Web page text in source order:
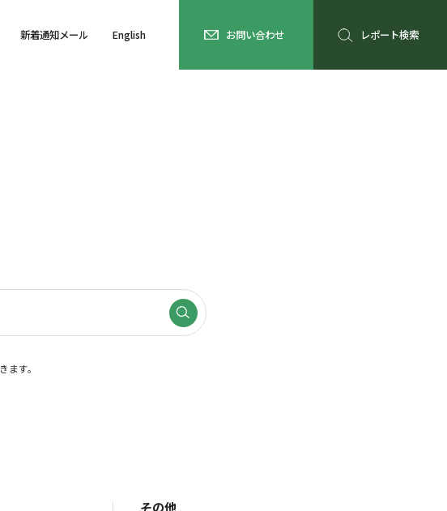
新着通知メール English お問い合わせ レポート検索
ます。
その他